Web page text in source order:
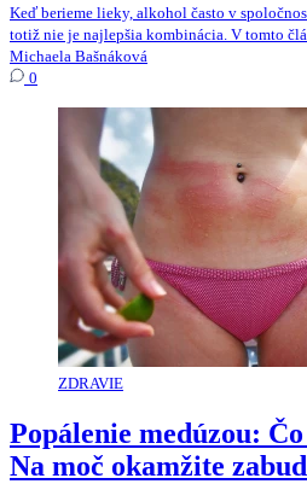
Keď berieme lieky, alkohol často v
totiž nie je najlepšia kombinácia. V tomto
Michaela Bašnáková
0
ZDRAVIE
Popálenie medúzou:
Na moč okamžite